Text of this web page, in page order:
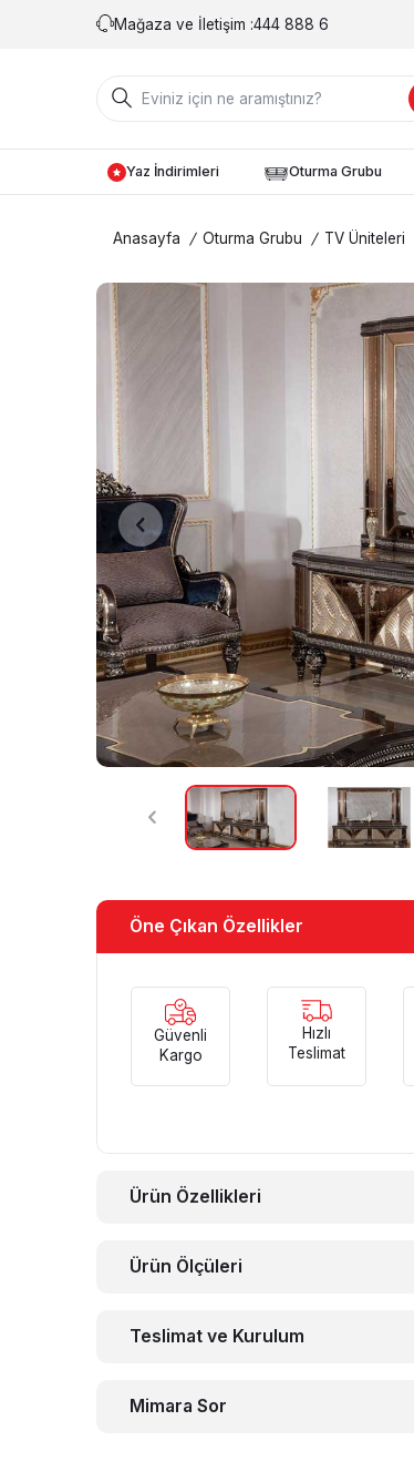
Mağaza ve İletişim :444 888 6
Yaz İndirimleri Oturma Grubu
Anasayfa / Oturma Grubu / TV Üniteleri
Öne Çıkan Özellikler
Güvenli
Kargo
Hızlı
Teslimat
Ürün Özellikleri
Ürün Ölçüleri
Teslimat ve Kurulum
Mimara Sor